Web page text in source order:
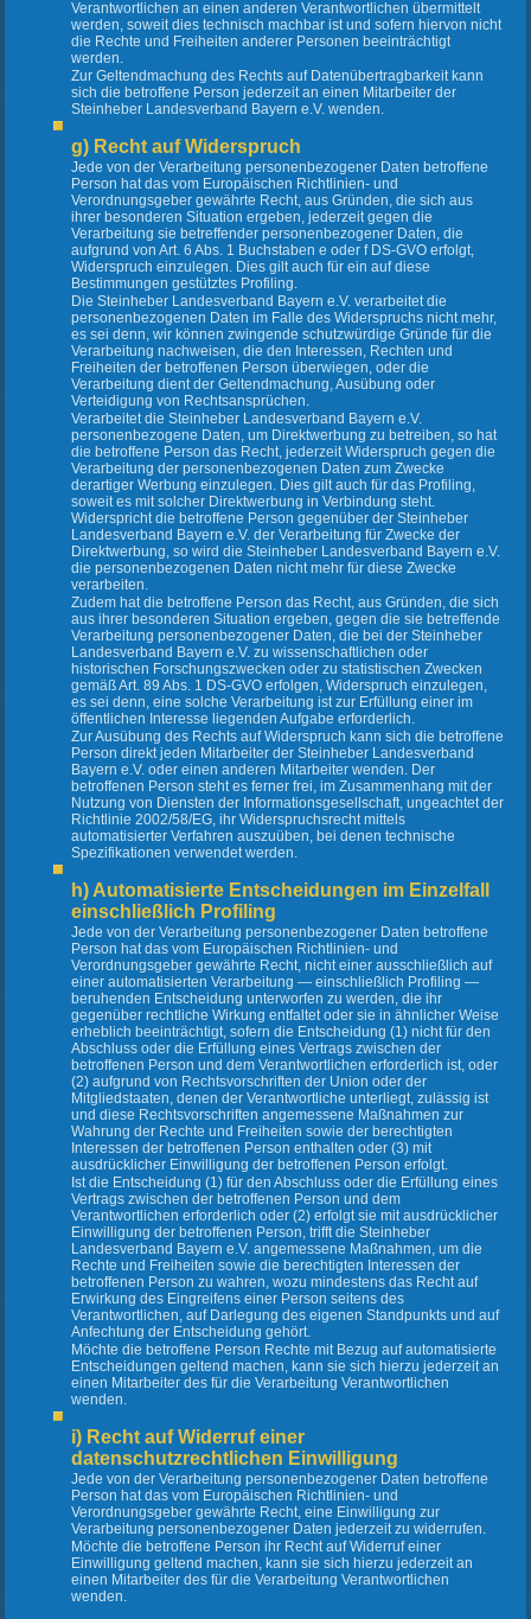
Verantwortlichen an einen anderen Verantwortlichen übermittelt
werden, soweit dies technisch machbar ist und sofern hiervon nicht
die Rechte und Freiheiten anderer Personen beeinträchtigt
werden.
Zur Geltendmachung des Rechts auf Datenübertragbarkeit kann
sich die betroffene Person jederzeit an einen Mitarbeiter der
Steinheber Landesverband Bayern e.V. wenden.
g) Recht auf Widerspruch
Jede von der Verarbeitung personenbezogener Daten betroffene
Person hat das vom Europäischen Richtlinien- und
Verordnungsgeber gewährte Recht, aus Gründen, die sich aus
ihrer besonderen Situation ergeben, jederzeit gegen die
Verarbeitung sie betreffender personenbezogener Daten, die
aufgrund von Art. 6 Abs. 1 Buchstaben e oder f DS-GVO erfolgt,
Widerspruch einzulegen. Dies gilt auch für ein auf diese
Bestimmungen gestütztes Profiling.
Die Steinheber Landesverband Bayern e.V. verarbeitet die
personenbezogenen Daten im Falle des Widerspruchs nicht mehr,
es sei denn, wir können zwingende schutzwürdige Gründe für die
Verarbeitung nachweisen, die den Interessen, Rechten und
Freiheiten der betroffenen Person überwiegen, oder die
Verarbeitung dient der Geltendmachung, Ausübung oder
Verteidigung von Rechtsansprüchen.
Verarbeitet die Steinheber Landesverband Bayern e.V.
personenbezogene Daten, um Direktwerbung zu betreiben, so hat
die betroffene Person das Recht, jederzeit Widerspruch gegen die
Verarbeitung der personenbezogenen Daten zum Zwecke
derartiger Werbung einzulegen. Dies gilt auch für das Profiling,
soweit es mit solcher Direktwerbung in Verbindung steht.
Widerspricht die betroffene Person gegenüber der Steinheber
Landesverband Bayern e.V. der Verarbeitung für Zwecke der
Direktwerbung, so wird die Steinheber Landesverband Bayern e.V.
die personenbezogenen Daten nicht mehr für diese Zwecke
verarbeiten.
Zudem hat die betroffene Person das Recht, aus Gründen, die sich
aus ihrer besonderen Situation ergeben, gegen die sie betreffende
Verarbeitung personenbezogener Daten, die bei der Steinheber
Landesverband Bayern e.V. zu wissenschaftlichen oder
historischen Forschungszwecken oder zu statistischen Zwecken
gemäß Art. 89 Abs. 1 DS-GVO erfolgen, Widerspruch einzulegen,
es sei denn, eine solche Verarbeitung ist zur Erfüllung einer im
öffentlichen Interesse liegenden Aufgabe erforderlich.
Zur Ausübung des Rechts auf Widerspruch kann sich die betroffene
Person direkt jeden Mitarbeiter der Steinheber Landesverband
Bayern e.V. oder einen anderen Mitarbeiter wenden. Der
betroffenen Person steht es ferner frei, im Zusammenhang mit der
Nutzung von Diensten der Informationsgesellschaft, ungeachtet der
Richtlinie 2002/58/EG, ihr Widerspruchsrecht mittels
automatisierter Verfahren auszuüben, bei denen technische
Spezifikationen verwendet werden.
h) Automatisierte Entscheidungen im Einzelfall
einschließlich Profiling
Jede von der Verarbeitung personenbezogener Daten betroffene
Person hat das vom Europäischen Richtlinien- und
Verordnungsgeber gewährte Recht, nicht einer ausschließlich auf
einer automatisierten Verarbeitung — einschließlich Profiling —
beruhenden Entscheidung unterworfen zu werden, die ihr
gegenüber rechtliche Wirkung entfaltet oder sie in ähnlicher Weise
erheblich beeinträchtigt, sofern die Entscheidung (1) nicht für den
Abschluss oder die Erfüllung eines Vertrags zwischen der
betroffenen Person und dem Verantwortlichen erforderlich ist, oder
(2) aufgrund von Rechtsvorschriften der Union oder der
Mitgliedstaaten, denen der Verantwortliche unterliegt, zulässig ist
und diese Rechtsvorschriften angemessene Maßnahmen zur
Wahrung der Rechte und Freiheiten sowie der berechtigten
Interessen der betroffenen Person enthalten oder (3) mit
ausdrücklicher Einwilligung der betroffenen Person erfolgt.
Ist die Entscheidung (1) für den Abschluss oder die Erfüllung eines
Vertrags zwischen der betroffenen Person und dem
Verantwortlichen erforderlich oder (2) erfolgt sie mit ausdrücklicher
Einwilligung der betroffenen Person, trifft die Steinheber
Landesverband Bayern e.V. angemessene Maßnahmen, um die
Rechte und Freiheiten sowie die berechtigten Interessen der
betroffenen Person zu wahren, wozu mindestens das Recht auf
Erwirkung des Eingreifens einer Person seitens des
Verantwortlichen, auf Darlegung des eigenen Standpunkts und auf
Anfechtung der Entscheidung gehört.
Möchte die betroffene Person Rechte mit Bezug auf automatisierte
Entscheidungen geltend machen, kann sie sich hierzu jederzeit an
einen Mitarbeiter des für die Verarbeitung Verantwortlichen
wenden.
i) Recht auf Widerruf einer
datenschutzrechtlichen Einwilligung
Jede von der Verarbeitung personenbezogener Daten betroffene
Person hat das vom Europäischen Richtlinien- und
Verordnungsgeber gewährte Recht, eine Einwilligung zur
Verarbeitung personenbezogener Daten jederzeit zu widerrufen.
Möchte die betroffene Person ihr Recht auf Widerruf einer
Einwilligung geltend machen, kann sie sich hierzu jederzeit an
einen Mitarbeiter des für die Verarbeitung Verantwortlichen
wenden.